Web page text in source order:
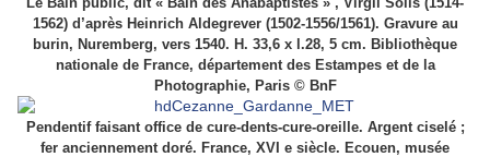
1562) d’après Heinrich Aldegrever (1502-1556/1561). Gravure au
burin, Nuremberg, vers 1540. H. 33,6 x l.28, 5 cm. Bibliothèque
nationale de France, département des Estampes et de la
Photographie, Paris © BnF
Pendentif faisant office de cure-dents-cure-oreille. Argent ciselé ;
fer anciennement doré. France, XVI e siècle. Ecouen, musée